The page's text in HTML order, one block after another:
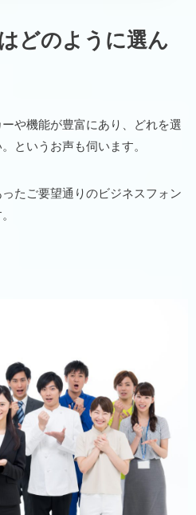
どのように選ん
や機能が豊富にあり、どれを選
というお声も伺います。
たご要望通りのビジネスフォン